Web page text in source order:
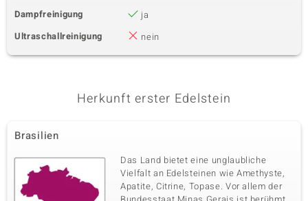
Dampfreinigung
ja
Ultraschallreinigung
nein
Herkunft erster Edelstein
Brasilien
Das Land bietet eine unglaubliche
Vielfalt an Edelsteinen wie Amethyste,
Apatite, Citrine, Topase. Vor allem der